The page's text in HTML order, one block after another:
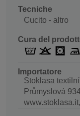
Tecniche
Cucito - altro
Cura del
Importatore
Stoklasa
Průmyslová